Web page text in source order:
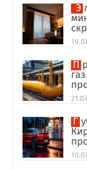
Электрокарнизы и
Программа
Губернатор